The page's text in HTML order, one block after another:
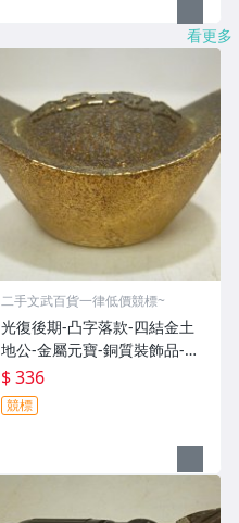
看更多
二手文武百貨一律低價競標~
光復後期-凸字落款-四結金土
地公-金屬元寶-銅質裝飾品-宗
教發財金??(郵寄免運費)罕見收
藏品
$ 336
競標